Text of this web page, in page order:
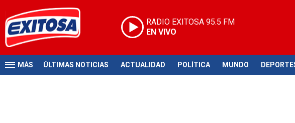
RADIO EXITOSA 95.5 FM
EN VIVO
MÁS ÚLTIMAS NOTICIAS ACTUALIDAD POLÍTICA MUNDO